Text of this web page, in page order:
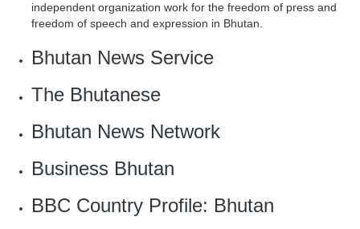
independent organization work for the freedom of press and
freedom of speech and expression in Bhutan.
Bhutan News Service
The Bhutanese
Bhutan News Network
Business Bhutan
BBC Country Profile: Bhutan